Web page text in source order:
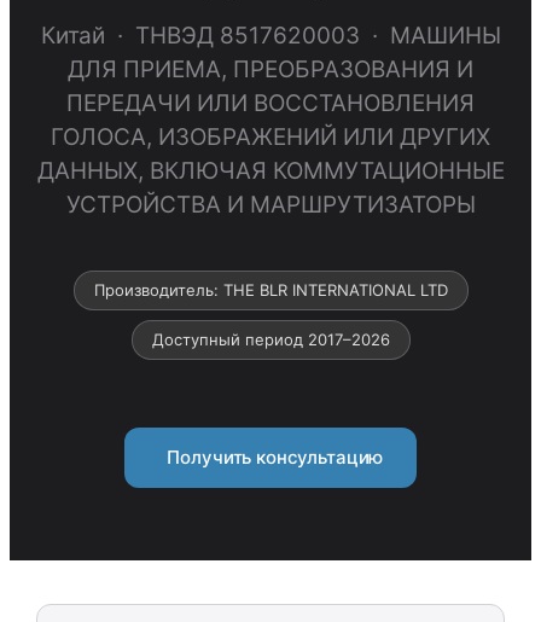
Китай · ТНВЭД 8517620003 · МАШИНЫ
ДЛЯ ПРИЕМА, ПРЕОБРАЗОВАНИЯ И
ПЕРЕДАЧИ ИЛИ ВОССТАНОВЛЕНИЯ
ГОЛОСА, ИЗОБРАЖЕНИЙ ИЛИ ДРУГИХ
ДАННЫХ, ВКЛЮЧАЯ КОММУТАЦИОННЫЕ
УСТРОЙСТВА И МАРШРУТИЗАТОРЫ
Производитель: THE BLR INTERNATIONAL LTD
Доступный период 2017–2026
Получить консультацию